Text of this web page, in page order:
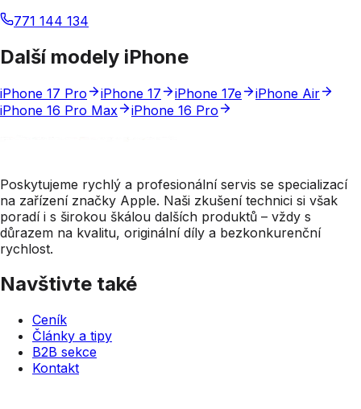
771 144 134
Další modely iPhone
iPhone 17 Pro iPhone 17 iPhone 17e
iPhone Air
iPhone 16 Pro Max
iPhone 16 Pro
Poskytujeme rychlý a profesionální servis se specializací
na zařízení značky Apple. Naši zkušení technici si však
poradí i s širokou škálou dalších produktů – vždy s
důrazem na kvalitu, originální díly a bezkonkurenční
rychlost.
Navštivte také
Ceník
Články a tipy
B2B sekce
Kontakt